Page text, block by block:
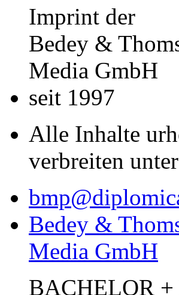
Imprint der
Bedey &
Media GmbH
seit 1997
Alle Inhalte
verbreiten
Bedey &
Media GmbH
BACHELOR